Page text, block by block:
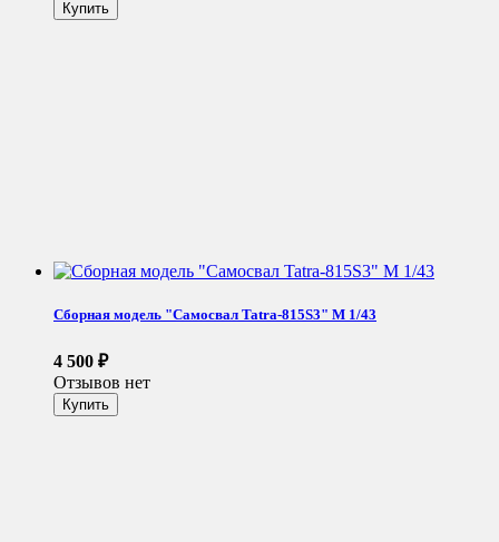
Сборная модель "Самосвал Tatra-815S3" М 1/43
4 500 ₽
Отзывов нет